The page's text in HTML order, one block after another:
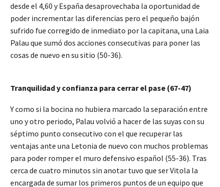
desde el 4,60 y España desaprovechaba la oportunidad de
poder incrementar las diferencias pero el pequeño bajón
sufrido fue corregido de inmediato por la capitana, una Laia
Palau que sumó dos acciones consecutivas para poner las
cosas de nuevo en su sitio (50-36).
Tranquilidad y confianza para cerrar el pase (67-47)
Y como si la bocina no hubiera marcado la separación entre
uno y otro periodo, Palau volvió a hacer de las suyas con su
séptimo punto consecutivo con el que recuperar las
ventajas ante una Letonia de nuevo con muchos problemas
para poder romper el muro defensivo español (55-36). Tras
cerca de cuatro minutos sin anotar tuvo que ser Vitola la
encargada de sumar los primeros puntos de un equipo que